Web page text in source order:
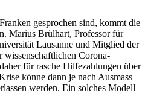
gesprochen sind, kommt die
Marius Brülhart, Professor für
Lausanne und Mitglied der
wissenschaftlichen Corona-
für rasche Hilfezahlungen über
könne dann je nach Ausmass
werden. Ein solches Modell